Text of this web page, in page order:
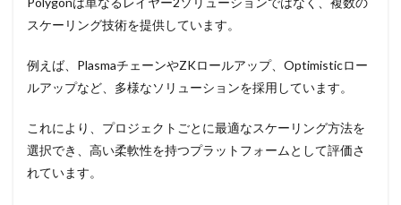
スケーリング技術を提供しています。
例えば、PlasmaチェーンやZKロールアップ、Optimisticロー
ルアップなど、多様なソリューションを採用しています。
これにより、プロジェクトごとに最適なスケーリング方法を
選択でき、高い柔軟性を持つプラットフォームとして評価さ
れています。